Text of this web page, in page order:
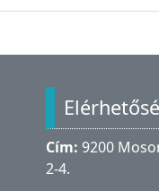
Cím: 9200
2-4.